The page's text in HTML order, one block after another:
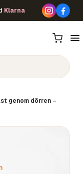
Klarna
genom dörren –